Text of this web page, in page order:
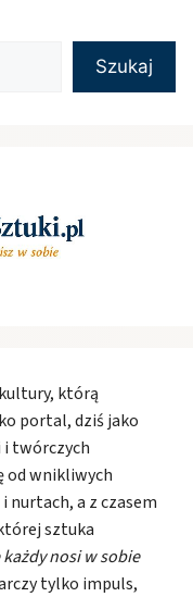
Szukaj
którą
portal, dziś jako
i twórczych
od wnikliwych
nurtach, a z czasem
sztuka
każdy nosi w sobie
tylko impuls,